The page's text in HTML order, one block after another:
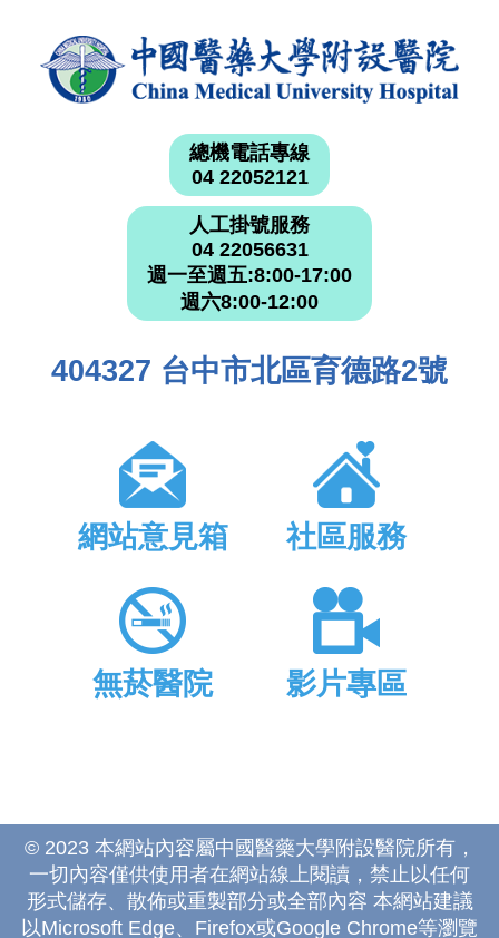
總機電話專線
04 22052121
人工掛號服務
04 22056631
週一至週五:8:00-17:00
週六8:00-12:00
404327 台中市北區育德路2號
網站意見箱 社區服務
無菸醫院 影片專區
© 2023 本網站內容屬中國醫藥大學附設醫院所有，
一切內容僅供使用者在網站線上閱讀，禁止以任何
形式儲存、散佈或重製部分或全部內容 本網站建議
以Microsoft Edge、Firefox或Google Chrome等瀏覽